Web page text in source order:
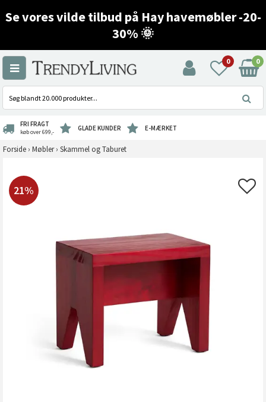
Se vores vilde tilbud på Hay havemøbler -20-
30% 🌞
0 0
FRI FRAGT
køb over 699,- GLADE KUNDER E-MÆRKET
Forside › Møbler› Skammel og Taburet
21%